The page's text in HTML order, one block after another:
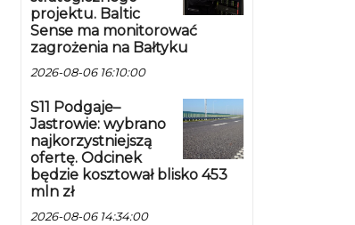
projektu. Baltic
Sense ma monitorować
zagrożenia na Bałtyku
2026-08-06 16:10:00
S11 Podgaje–
Jastrowie: wybrano
najkorzystniejszą
ofertę. Odcinek
będzie kosztował blisko 453
mln zł
2026-08-06 14:34:00